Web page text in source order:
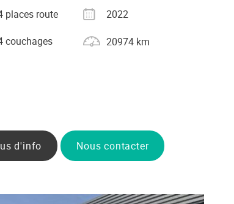
de places carte grise
places route Année2022
de couchages
couchages
Kilométrage
20974 km
d'info Nous contacter